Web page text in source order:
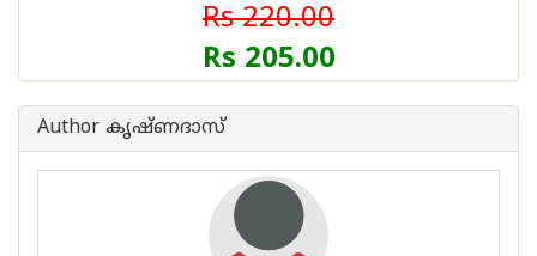
Rs 220.00
Rs 205.00
Author കൃഷ്ണദാസ്